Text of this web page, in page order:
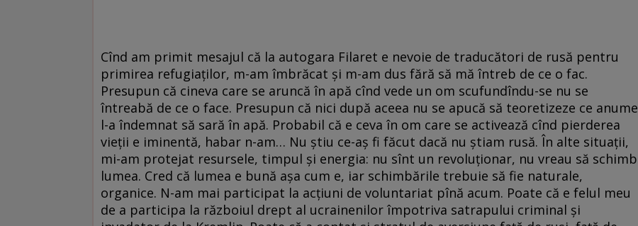
Cînd am primit mesajul că la autogara Filaret e nevoie de traducători de rusă pentru
primirea refugiaților, m-am îmbrăcat și m-am dus fără să mă întreb de ce o fac.
Presupun că cineva care se aruncă în apă cînd vede un om scufundîndu-se nu se
întreabă de ce o face. Presupun că nici după aceea nu se apucă să teoretizeze ce anume
l-a îndemnat să sară în apă. Probabil că e ceva în om care se activează cînd pierderea
vieții e iminentă, habar n-am… Nu știu ce-aș fi făcut dacă nu știam rusă. În alte situații,
mi-am protejat resursele, timpul și energia: nu sînt un revoluționar, nu vreau să schimb
lumea. Cred că lumea e bună așa cum e, iar schimbările trebuie să fie naturale,
organice. N-am mai participat la acțiuni de voluntariat pînă acum. Poate că e felul meu
de a participa la războiul drept al ucrainenilor împotriva satrapului criminal și